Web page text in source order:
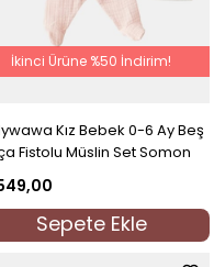
Kız Bebek 0-6 Ay Beş
Fistolu Müslin Set Somon
Sepete Ekle
İkinci Ürüne %50 İndirim!